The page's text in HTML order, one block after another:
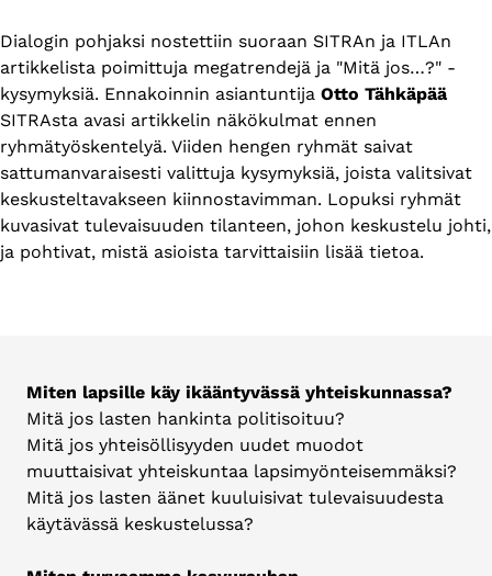
Dialogin pohjaksi nostettiin suoraan SITRAn ja ITLAn
artikkelista poimittuja megatrendejä ja "Mitä jos…?" -
kysymyksiä. Ennakoinnin asiantuntija Otto Tähkäpää
SITRAsta avasi artikkelin näkökulmat ennen
ryhmätyöskentelyä. Viiden hengen ryhmät saivat
sattumanvaraisesti valittuja kysymyksiä, joista valitsivat
keskusteltavakseen kiinnostavimman. Lopuksi ryhmät
kuvasivat tulevaisuuden tilanteen, johon keskustelu johti,
ja pohtivat, mistä asioista tarvittaisiin lisää tietoa.
Miten lapsille käy ikääntyvässä yhteiskunnassa?
Mitä jos lasten hankinta politisoituu?
Mitä jos yhteisöllisyyden uudet muodot
muuttaisivat yhteiskuntaa lapsimyönteisemmäksi?
Mitä jos lasten äänet kuuluisivat tulevaisuudesta
käytävässä keskustelussa?